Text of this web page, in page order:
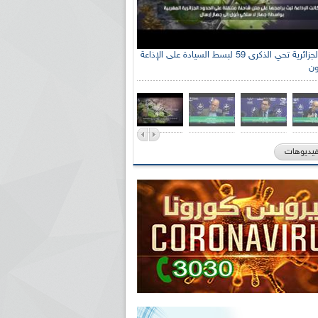
الإذاعة الجزائرية تحي الذكرى 59 لبسط السيادة على الإذاعة